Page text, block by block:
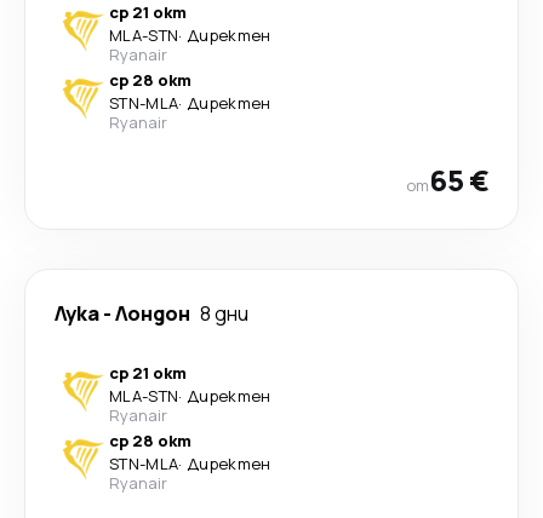
ср 21 окт
MLA-STN· Директен
Ryanair
ср 28 окт
STN-MLA· Директен
Ryanair
от65 €
Лука-Лондон 8 дни
ср 21 окт
MLA-STN· Директен
Ryanair
ср 28 окт
STN-MLA· Директен
Ryanair